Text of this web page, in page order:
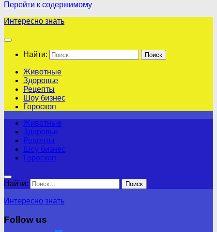
Перейти к содержимому
Интересно знать
Найти:
Животные
Здоровье
Рецепты
Шоу бизнес
Гороскоп
Животные
Здоровье
Рецепты
Шоу бизнес
Гороскоп
Найти:
Интересно знать
Follow us